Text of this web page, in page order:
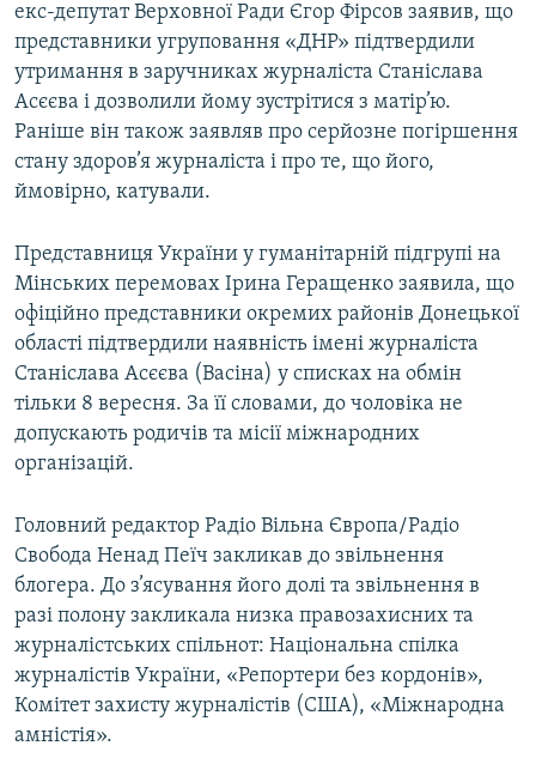
екс-депутат Верховної Ради Єгор Фірсов заявив, що
представники угруповання «ДНР» підтвердили
утримання в заручниках журналіста Станіслава
Асєєва і дозволили йому зустрітися з матір’ю.
Раніше він також заявляв про серйозне погіршення
стану здоров’я журналіста і про те, що його,
ймовірно, катували.
Представниця України у гуманітарній підгрупі на
Мінських перемовах Ірина Геращенко заявила, що
офіційно представники окремих районів Донецької
області підтвердили наявність імені журналіста
Станіслава Асєєва (Васіна) у списках на обмін
тільки 8 вересня. За її словами, до чоловіка не
допускають родичів та місії міжнародних
організацій.
Головний редактор Радіо Вільна Європа/Радіо
Свобода Ненад Пеїч закликав до звільнення
блогера. До з’ясування його долі та звільнення в
разі полону закликала низка правозахисних та
журналістських спільнот: Національна спілка
журналістів України, «Репортери без кордонів»,
Комітет захисту журналістів (США), «Міжнародна
амністія».